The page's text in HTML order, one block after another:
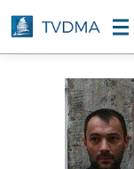
Aller
au
contenu
principal